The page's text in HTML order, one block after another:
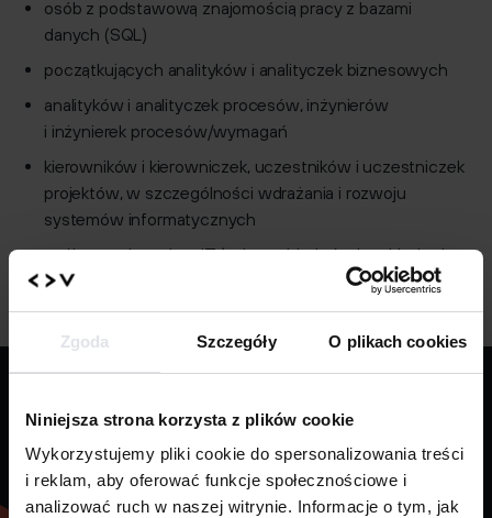
Zgoda Szczegóły O plikach cookies
Niniejsza strona korzysta z plików cookie
Wykorzystujemy pliki cookie do spersonalizowania treści
i reklam, aby oferować funkcje społecznościowe i
analizować ruch w naszej witrynie. Informacje o tym, jak
osób z podstawową znajomością pracy z bazami
danych (SQL)
początkujących analityków i analityczek biznesowych
analityków i analityczek procesów, inżynierów
i inżynierek procesów/wymagań
kierowników i kierowniczek, uczestników i uczestniczek
projektów, w szczególności wdrażania i rozwoju
systemów informatycznych
osób pracujących w IT (m.in. architektów i architektek,
programistów i programistek, testerów i testerek)
który kierunek jest najbliższy
Twoim predyspozycjom
i zainteresowaniom.